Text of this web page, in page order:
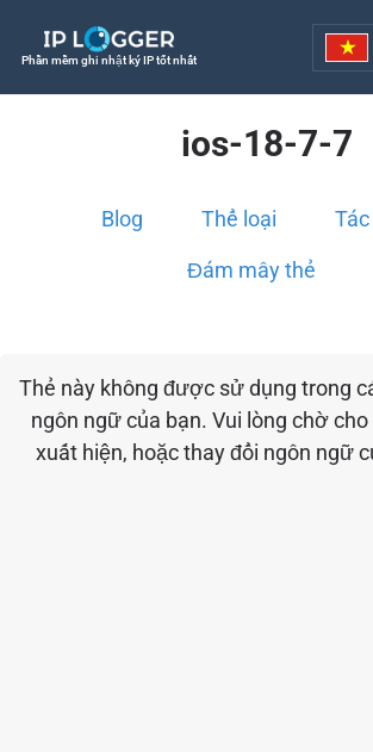
Phần mềm ghi nhật ký IP tốt nhất
ios-18-7-7
Blog Thể loại
Đám mây thẻ